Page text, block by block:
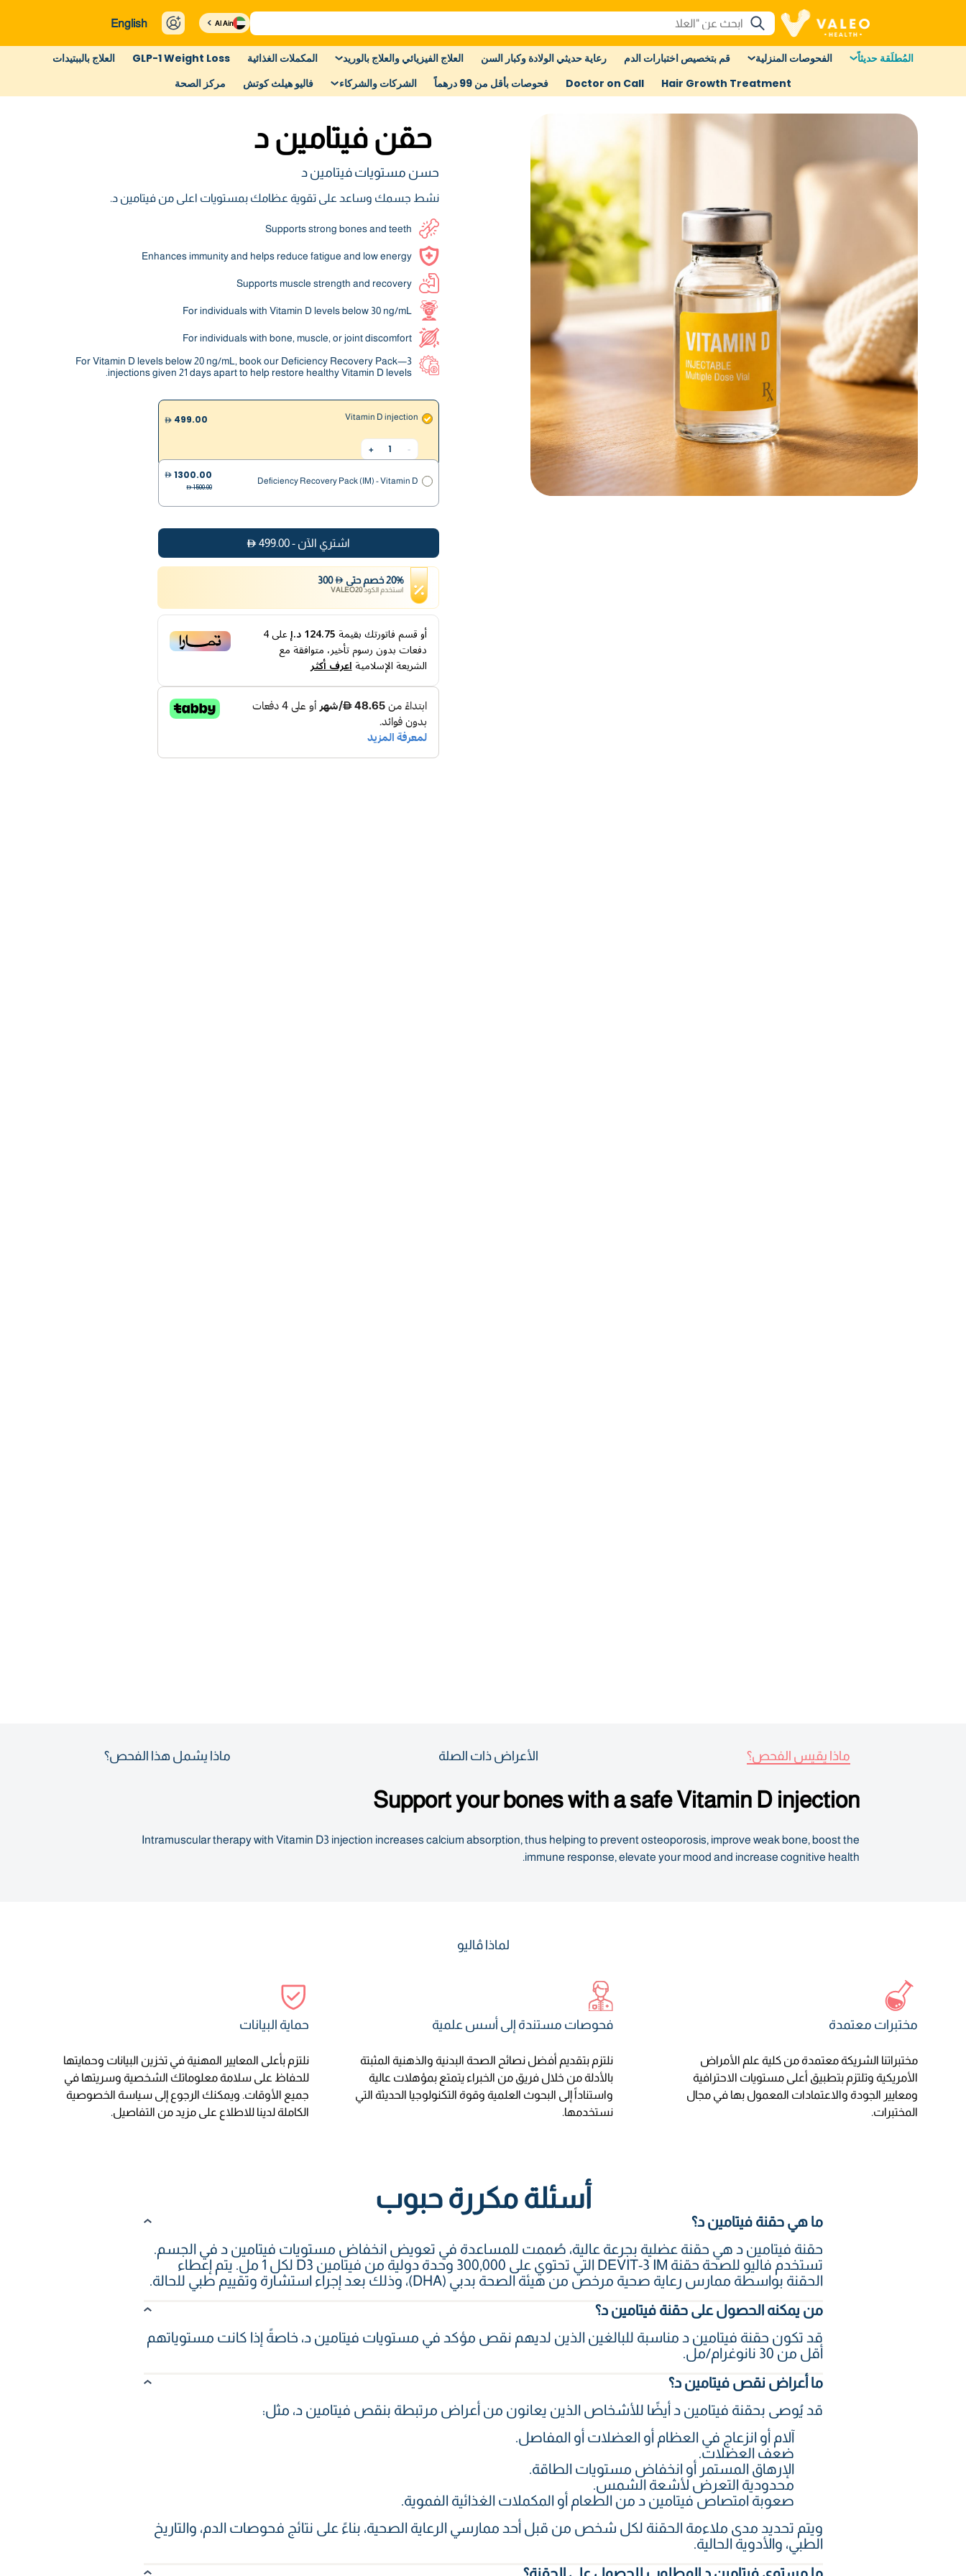
Al Ain
English
المُطلَقة حديثاً الفحوصات المنزلية قم بتخصيص اختبارات الدم رعاية حديثي الولادة وكبار السن العلاج الفيزيائي والعلاج بالوريد المكملات الغذائية GLP-1 Weight Loss
العلاج بالببتيدات
Hair Growth Treatment
Doctor on Call فحوصات بأقل من 99 درهماً الشركات والشركاء فاليو هيلث كوتش مركز الصحة
حقن فيتامين د
حسن مستويات فيتامين د
نشط جسمك وساعد على تقوية عظامك بمستويات اعلى من فيتامين د.
Supports strong bones and teeth
Enhances immunity and helps reduce fatigue and low energy
Supports muscle strength and recovery
For individuals with Vitamin D levels below 30 ng/mL
For individuals with bone, muscle, or joint discomfort
For Vitamin D levels below 20 ng/mL, book our Deficiency Recovery Pack—3
injections given 21 days apart to help restore healthy Vitamin D levels.
Vitamin D injection
-
1
+
499.00
Deficiency Recovery Pack (IM) - Vitamin D
1300.00
1500.00
اشتري الآن -
499.00
20% خصم حتى 300
استخدم الكودVALEO20
أو قسم فاتورتك بقيمة 124.75 د.إ على4
دفعات بدون رسوم تأخير، متوافقة مع
الشريعة الإسلاميةاعرف أكثر
ماذا يقيس الفحص؟ الأعراض ذات الصلة ماذا يشمل هذا الفحص؟
Support your bones with a safe Vitamin D injection
Intramuscular therapy with Vitamin D3 injection increases calcium absorption, thus helping to prevent osteoporosis, improve weak bone, boost the
immune response, elevate your mood and increase cognitive health.
لماذا ڤاليو
مختبرات معتمدة
مختبراتنا الشريكة معتمدة من كلية علم الأمراض
الأمريكية وتلتزم بتطبيق أعلى مستويات الاحترافية
ومعايير الجودة والاعتمادات المعمول بها في مجال
المختبرات.
فحوصات مستندة إلى أسس علمية
نلتزم بتقديم أفضل نصائح الصحة البدنية والذهنية المثبتة
بالأدلة من خلال فريق من الخبراء يتمتع بمؤهلات عالية
واستناداً إلى البحوث العلمية وقوة التكنولوجيا الحديثة التي
نستخدمها.
حماية البيانات
نلتزم بأعلى المعايير المهنية في تخزين البيانات وحمايتها
للحفاظ على سلامة معلوماتك الشخصية وسريتها في
جميع الأوقات. ويمكنك الرجوع إلى سياسة الخصوصية
الكاملة لدينا للاطلاع على مزيد من التفاصيل.
أسئلة مكررة حبوب
ما هي حقنة فيتامين د؟
حقنة فيتامين د هي حقنة عضلية بجرعة عالية، صُممت للمساعدة في تعويض انخفاض مستويات فيتامين د في الجسم.
تستخدم فاليو للصحة حقنة DEVIT-3 IM التي تحتوي على 300,000 وحدة دولية من فيتامين D3 لكل 1 مل. يتم إعطاء
الحقنة بواسطة ممارس رعاية صحية مرخص من هيئة الصحة بدبي (DHA)، وذلك بعد إجراء استشارة وتقييم طبي للحالة.
من يمكنه الحصول على حقنة فيتامين د؟
قد تكون حقنة فيتامين د مناسبة للبالغين الذين لديهم نقص مؤكد في مستويات فيتامين د، خاصةً إذا كانت مستوياتهم
أقل من 30 نانوغرام/مل.
ما أعراض نقص فيتامين د؟
قد يُوصى بحقنة فيتامين د أيضًا للأشخاص الذين يعانون من أعراض مرتبطة بنقص فيتامين د، مثل:
آلام أو انزعاج في العظام أو العضلات أو المفاصل.
ضعف العضلات.
الإرهاق المستمر أو انخفاض مستويات الطاقة.
محدودية التعرض لأشعة الشمس.
صعوبة امتصاص فيتامين د من الطعام أو المكملات الغذائية الفموية.
ويتم تحديد مدى ملاءمة الحقنة لكل شخص من قبل أحد ممارسي الرعاية الصحية، بناءً على نتائج فحوصات الدم، والتاريخ
الطبي، والأدوية الحالية.